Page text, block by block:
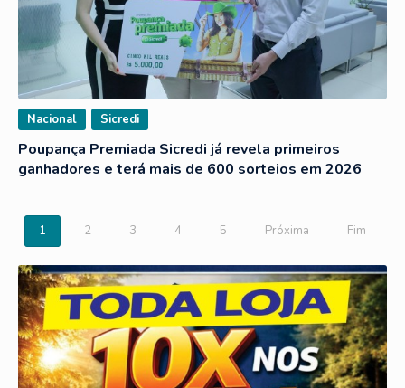
Nacional Sicredi
Poupança Premiada Sicredi já revela primeiros
ganhadores e terá mais de 600 sorteios em 2026
1 2 3 4 5 Próxima Fim